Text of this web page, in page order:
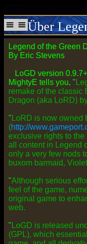
Über
Legend of the Green
By Eric Stevens
LoGD version
MightyE tells you, "
remake of the classic
Dragon (aka LoRD)
" LoRD is now owned
(http://
exclusive rights to
all content in Legend
only a very few nods
buxom barmaid,
"Although serious
feel of the game,
original game to
web.
" LoGD is released
(GPL), which